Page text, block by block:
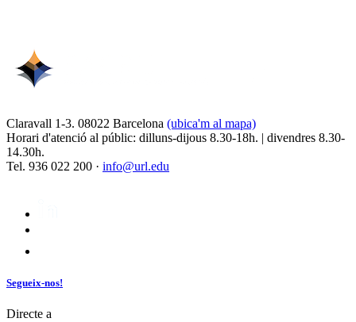
Claravall 1-3. 08022 Barcelona (ubica'm al mapa)
Horari d'atenció al públic: dilluns-dijous 8.30-18h. | divendres 8.30-
14.30h.
Tel. 936 022 200 · info@url.edu
Segueix-nos!
Directe a